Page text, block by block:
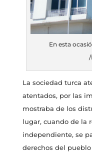
En esta
/
La sociedad turca
atentados, por las
mostraba de los
lugar, cuando de la
independiente, se
derechos del